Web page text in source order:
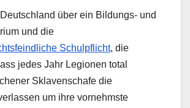
über ein Bildungs- und
und die
Schulpflicht, die
jedes Jahr Legionen total
Sklavenschafe die
um ihre vornehmste